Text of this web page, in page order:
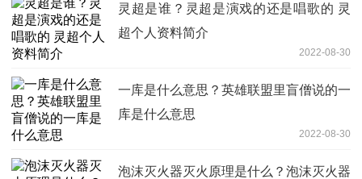
灵超是谁？灵超是演戏的还是唱歌的 灵
超个人资料简介
2022-08-30
一库是什么意思？英雄联盟里盲僧说的一
库是什么意思
2022-08-30
泡沫灭火器灭火原理是什么？泡沫灭火器